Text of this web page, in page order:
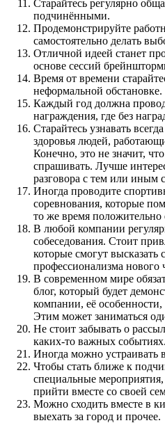
Старайтесь регулярно
подчинёнными.
Продемонстрируйте
самостоятельно делать
Отличной идеей станет
основе сессий
Время от времени
неформальной обстановке.
Каждый год должна
награждения, где без
Старайтесь узнавать
здоровья людей,
Конечно, это не значит,
спрашивать. Лучше
разговора с тем или иным
Иногда проводите
соревнования, которые
то же время положительно
В любой компании
собеседования. Стоит
которые смогут высказать
профессионализма нового
В современном мире
блог, который будет
компании, её
Этим может заниматься
Не стоит забывать о
каких-то важных событиях.
Иногда можно устраивать
Чтобы стать ближе к
специальные
прийти вместе со своей
Можно сходить вместе в
выехать за город и прочее.